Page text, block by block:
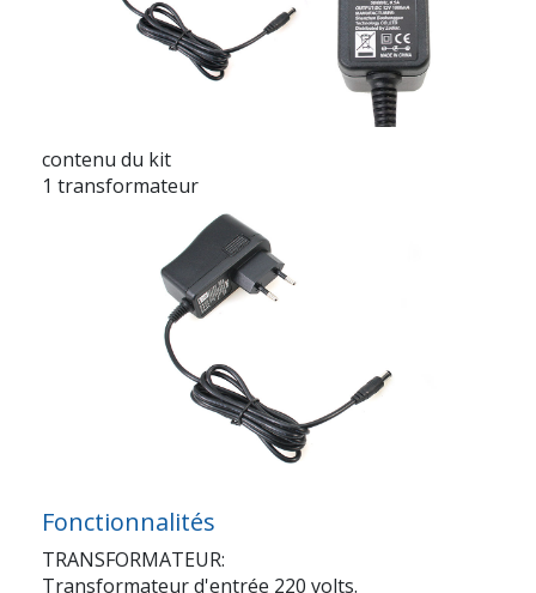
contenu du kit
1 transformateur
Fonctionnalités
TRANSFORMATEUR:
Transformateur d'entrée 220 volts.